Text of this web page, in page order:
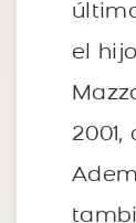
el